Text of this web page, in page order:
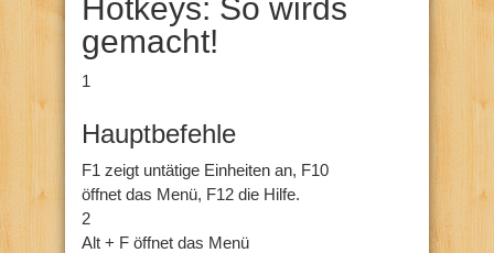
Hotkeys: So wirds
gemacht!
1
Hauptbefehle
F1 zeigt untätige Einheiten an, F10
öffnet das Menü, F12 die Hilfe.
2
Alt + F öffnet das Menü